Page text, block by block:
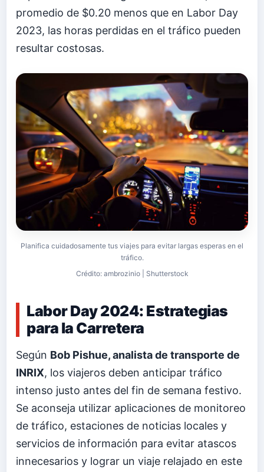
promedio de $0.20 menos que en Labor Day
2023, las horas perdidas en el tráfico pueden
resultar costosas.
Planifica cuidadosamente tus viajes para evitar largas esperas en el
tráfico.
Crédito: ambrozinio | Shutterstock
Labor Day 2024: Estrategias
para la Carretera
Según Bob Pishue, analista de transporte de
INRIX, los viajeros deben anticipar tráfico
intenso justo antes del fin de semana festivo.
Se aconseja utilizar aplicaciones de monitoreo
de tráfico, estaciones de noticias locales y
servicios de información para evitar atascos
innecesarios y lograr un viaje relajado en este